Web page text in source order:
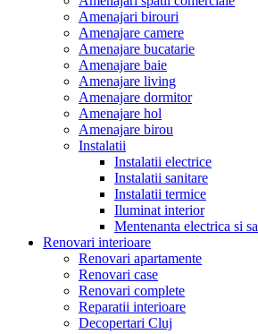
Amenajari birouri
Amenajare camere
Amenajare bucatarie
Amenajare baie
Amenajare living
Amenajare dormitor
Amenajare hol
Amenajare birou
Instalatii
Instalatii electrice
Instalatii sanitare
Instalatii termice
Iluminat interior
Mentenanta electrica si
Renovari interioare
Renovari apartamente
Renovari case
Renovari complete
Reparatii interioare
Decopertari Cluj